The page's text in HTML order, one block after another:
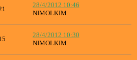
28/4/2012 10:46
NIMOLKIM
28/4/2012 10:30
NIMOLKIM